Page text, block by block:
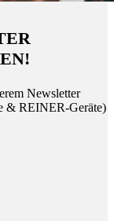
Newsletter
& REINER-Geräte)